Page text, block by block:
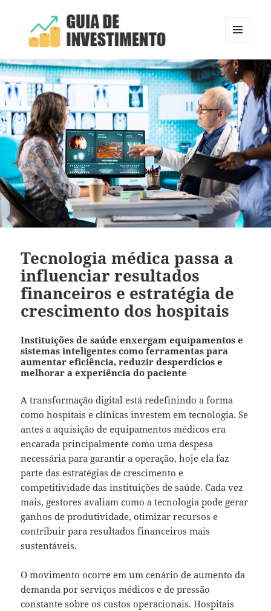
Guia de Investimento
E
WIDGETS
Tecnologia médica passa a
influenciar resultados
financeiros e estratégia de
crescimento dos hospitais
Instituições de saúde enxergam equipamentos e
sistemas inteligentes como ferramentas para
aumentar eficiência, reduzir desperdícios e
melhorar a experiência do paciente
A transformação digital está redefinindo a forma
como hospitais e clínicas investem em tecnologia. Se
antes a aquisição de equipamentos médicos era
encarada principalmente como uma despesa
necessária para garantir a operação, hoje ela faz
parte das estratégias de crescimento e
competitividade das instituições de saúde. Cada vez
mais, gestores avaliam como a tecnologia pode gerar
ganhos de produtividade, otimizar recursos e
contribuir para resultados financeiros mais
sustentáveis.
O movimento ocorre em um cenário de aumento da
demanda por serviços médicos e de pressão
constante sobre os custos operacionais. Hospitais